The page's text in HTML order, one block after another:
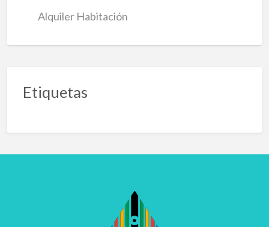
Alquiler Habitación
Etiquetas